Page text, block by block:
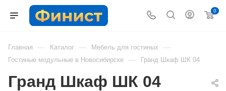
0
Главная — Каталог — Мебель для гостиных —
Гостиные модульные в Новосибирске — Гранд Шкаф ШК 04
Гранд Шкаф ШК 04